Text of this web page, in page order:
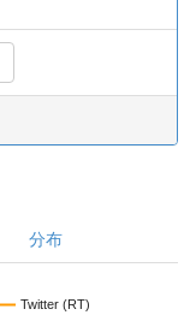
分布
Twitter (RT)